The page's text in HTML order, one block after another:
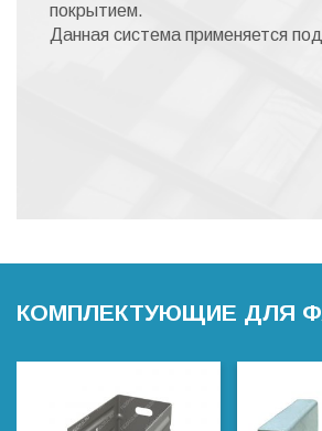
покрытием.
Данная система применяется
КОМПЛЕКТУЮЩИЕ ДЛЯ